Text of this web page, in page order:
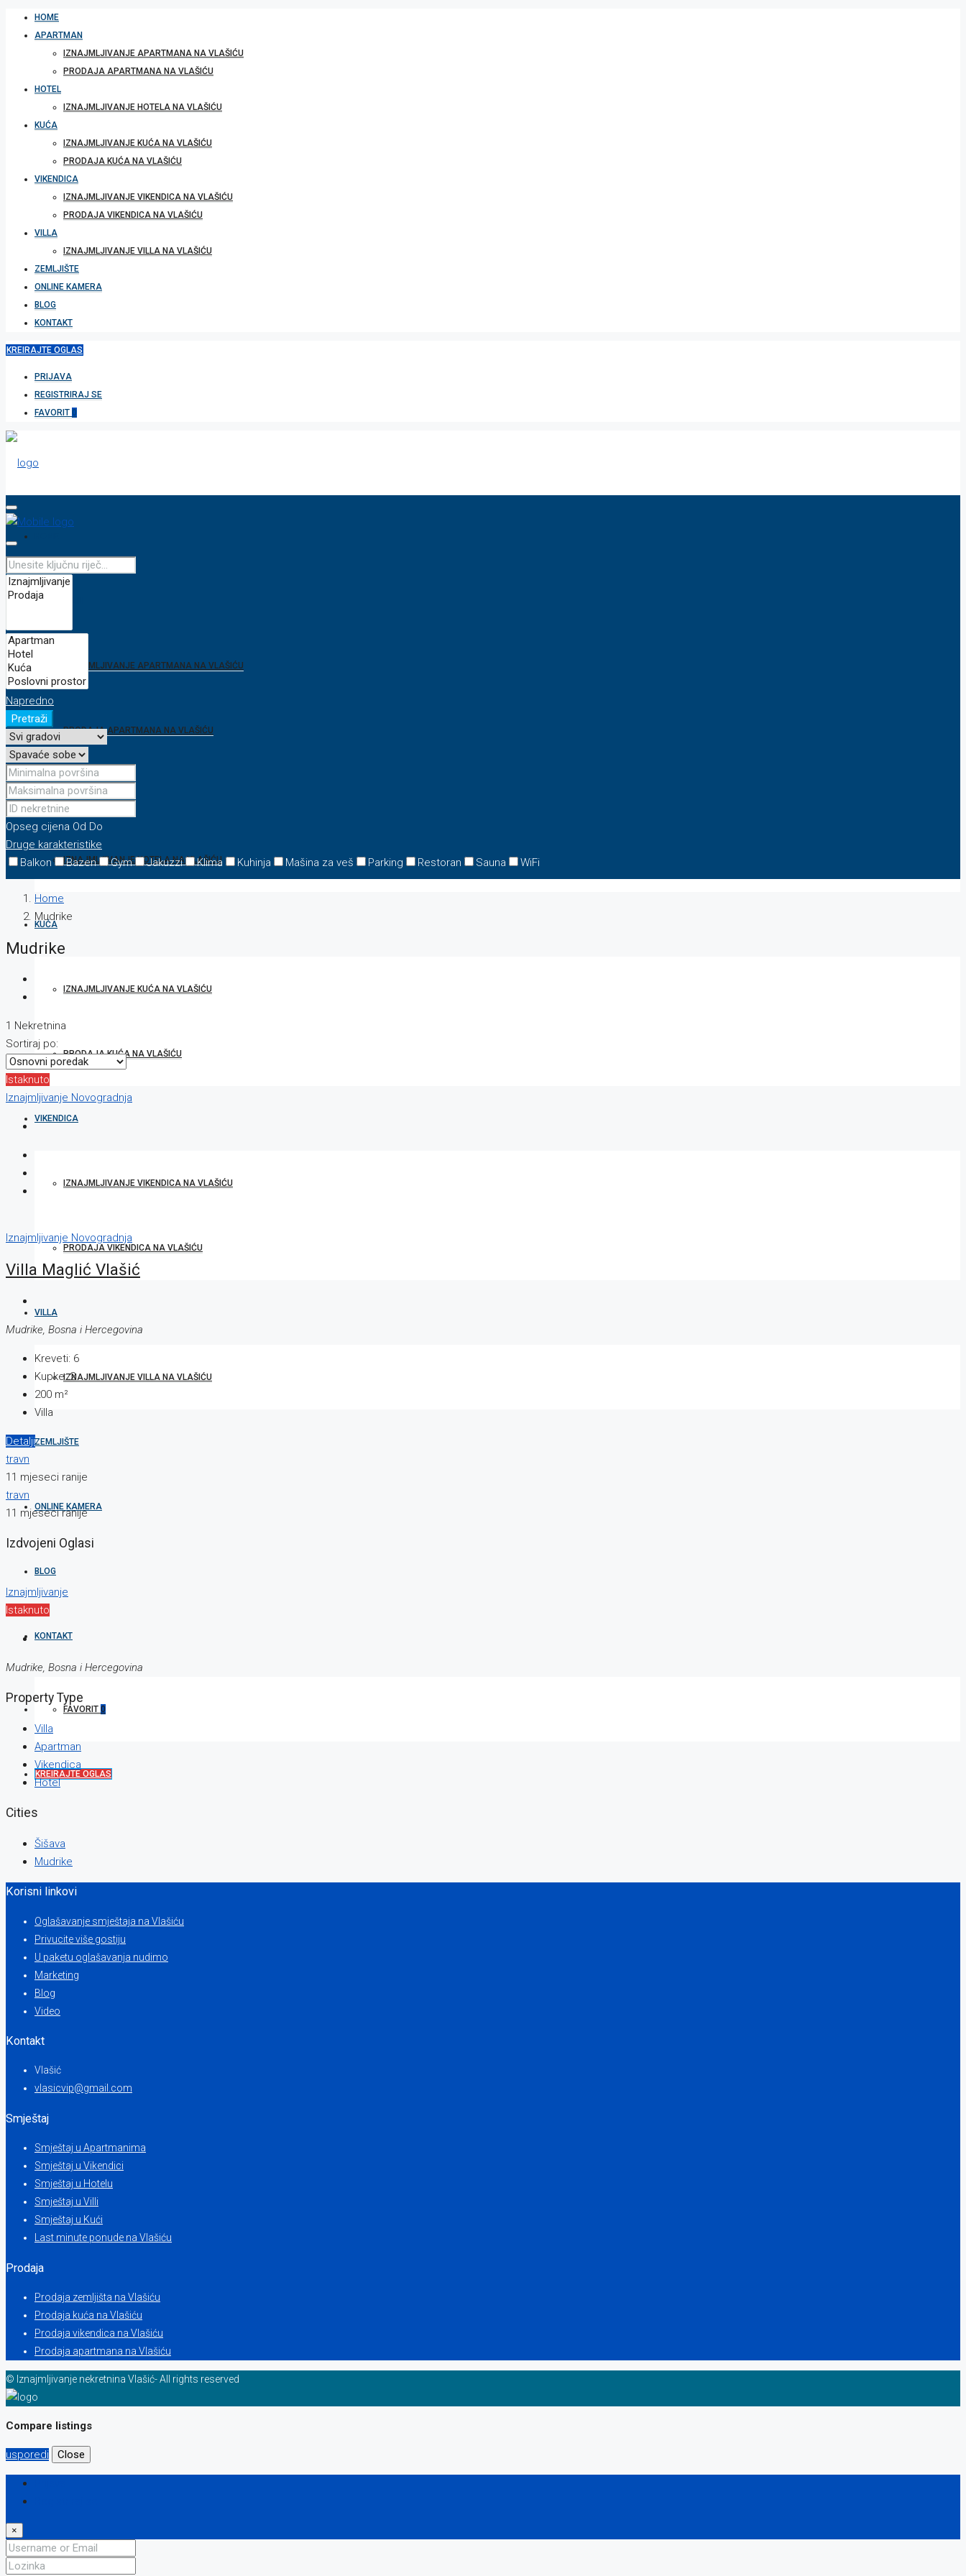
HOME
APARTMAN
IZNAJMLJIVANJE APARTMANA NA VLAŠIĆU
PRODAJA APARTMANA NA VLAŠIĆU
HOTEL
IZNAJMLJIVANJE HOTELA NA VLAŠIĆU
KUĆA
IZNAJMLJIVANJE KUĆA NA VLAŠIĆU
PRODAJA KUĆA NA VLAŠIĆU
VIKENDICA
IZNAJMLJIVANJE VIKENDICA NA VLAŠIĆU
PRODAJA VIKENDICA NA VLAŠIĆU
VILLA
IZNAJMLJIVANJE VILLA NA VLAŠIĆU
ZEMLJIŠTE
ONLINE KAMERA
BLOG
KONTAKT
KREIRAJTE OGLAS
PRIJAVA
REGISTRIRAJ SE
FAVORIT 0
APARTMAN
IZNAJMLJIVANJE APARTMANA NA VLAŠIĆU
PRODAJA APARTMANA NA VLAŠIĆU
HOTEL
IZNAJMLJIVANJE HOTELA NA VLAŠIĆU
KUĆA
IZNAJMLJIVANJE KUĆA NA VLAŠIĆU
PRODAJA KUĆA NA VLAŠIĆU
VIKENDICA
IZNAJMLJIVANJE VIKENDICA NA VLAŠIĆU
PRODAJA VIKENDICA NA VLAŠIĆU
VILLA
IZNAJMLJIVANJE VILLA NA VLAŠIĆU
ZEMLJIŠTE
ONLINE KAMERA
BLOG
KONTAKT
FAVORIT 0
KREIRAJTE OGLAS
Napredno
Pretraži
Opseg cijena Od Do
Druge karakteristike
Balkon
Bazen Gym Jakuzzi Klima Kuhinja Mašina za veš Parking Restoran Sauna WiFi
Home
Mudrike
Mudrike
1 Nekretnina
Sortiraj po:
Istaknuto
Iznajmljivanje Novogradnja
Iznajmljivanje Novogradnja
Villa Maglić Vlašić
Mudrike, Bosna i Hercegovina
Kreveti: 6
Kupke: 2
200 m²
Villa
Detalji
travn
11 mjeseci ranije
travn
11 mjeseci ranije
Izdvojeni Oglasi
Iznajmljivanje
Istaknuto
Mudrike, Bosna i Hercegovina
Property Type
Villa
Apartman
Vikendica
Hotel
Cities
Šišava
Mudrike
Korisni linkovi
Oglašavanje smještaja na Vlašiću
Privucite više gostiju
U paketu oglašavanja nudimo
Marketing
Blog
Video
Kontakt
Vlašić
vlasicvip@gmail.com
Smještaj
Smještaj u Apartmanima
Smještaj u Vikendici
Smještaj u Hotelu
Smještaj u Villi
Smještaj u Kući
Last minute ponude na Vlašiću
Prodaja
Prodaja zemljišta na Vlašiću
Prodaja kuća na Vlašiću
Prodaja vikendica na Vlašiću
Prodaja apartmana na Vlašiću
© Iznajmljivanje nekretnina Vlašić- All rights reserved
Compare listings
usporedi Close
×